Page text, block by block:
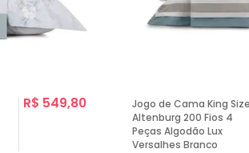
R$ 549,80
Jogo de Cama King Size
Altenburg 200 Fios 4
Peças Algodão Lux
Versalhes Branco